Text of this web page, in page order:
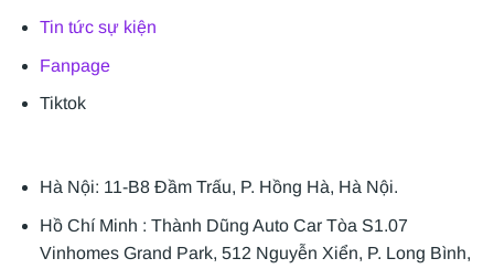
Tin tức sự kiện
Fanpage
Tiktok
Hà Nội: 11-B8 Đầm Trấu, P. Hồng Hà, Hà Nội.
Hồ Chí Minh : Thành Dũng Auto Car Tòa S1.07
Vinhomes Grand Park, 512 Nguyễn Xiển, P. Long Bình,